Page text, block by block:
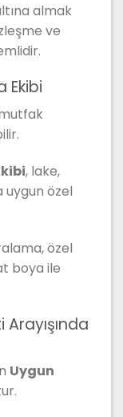
almak
ve
Ekibi
, lake,
özel
özel
boya ile
Arayışında
Uygun